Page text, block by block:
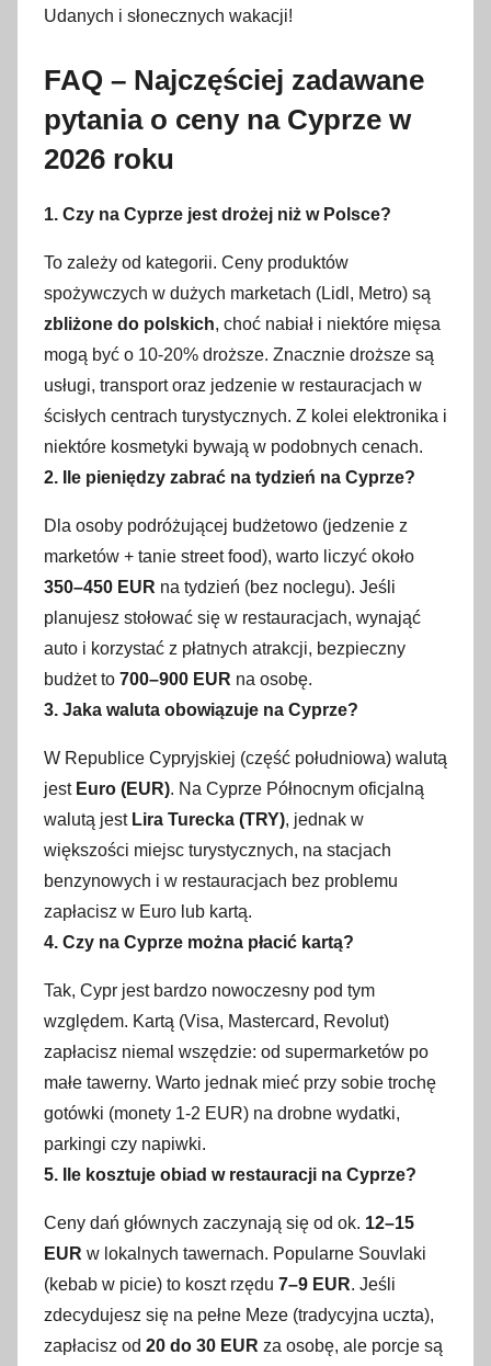
Udanych i słonecznych wakacji!
FAQ – Najczęściej zadawane
pytania o ceny na Cyprze w
2026 roku
1. Czy na Cyprze jest drożej niż w Polsce?
To zależy od kategorii. Ceny produktów
spożywczych w dużych marketach (Lidl, Metro) są
zbliżone do polskich, choć nabiał i niektóre mięsa
mogą być o 10-20% droższe. Znacznie droższe są
usługi, transport oraz jedzenie w restauracjach w
ścisłych centrach turystycznych. Z kolei elektronika i
niektóre kosmetyki bywają w podobnych cenach.
2. Ile pieniędzy zabrać na tydzień na Cyprze?
Dla osoby podróżującej budżetowo (jedzenie z
marketów + tanie street food), warto liczyć około
350–450 EUR na tydzień (bez noclegu). Jeśli
planujesz stołować się w restauracjach, wynająć
auto i korzystać z płatnych atrakcji, bezpieczny
budżet to 700–900 EUR na osobę.
3. Jaka waluta obowiązuje na Cyprze?
W Republice Cypryjskiej (część południowa) walutą
jest Euro (EUR). Na Cyprze Północnym oficjalną
walutą jest Lira Turecka (TRY), jednak w
większości miejsc turystycznych, na stacjach
benzynowych i w restauracjach bez problemu
zapłacisz w Euro lub kartą.
4. Czy na Cyprze można płacić kartą?
Tak, Cypr jest bardzo nowoczesny pod tym
względem. Kartą (Visa, Mastercard, Revolut)
zapłacisz niemal wszędzie: od supermarketów po
małe tawerny. Warto jednak mieć przy sobie trochę
gotówki (monety 1-2 EUR) na drobne wydatki,
parkingi czy napiwki.
5. Ile kosztuje obiad w restauracji na Cyprze?
Ceny dań głównych zaczynają się od ok. 12–15
EUR w lokalnych tawernach. Popularne Souvlaki
(kebab w picie) to koszt rzędu 7–9 EUR. Jeśli
zdecydujesz się na pełne Meze (tradycyjna uczta),
zapłacisz od 20 do 30 EUR za osobę, ale porcje są